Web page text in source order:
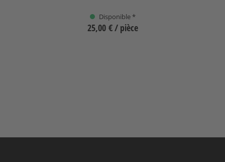
Disponible *
25,00 €/ pièce